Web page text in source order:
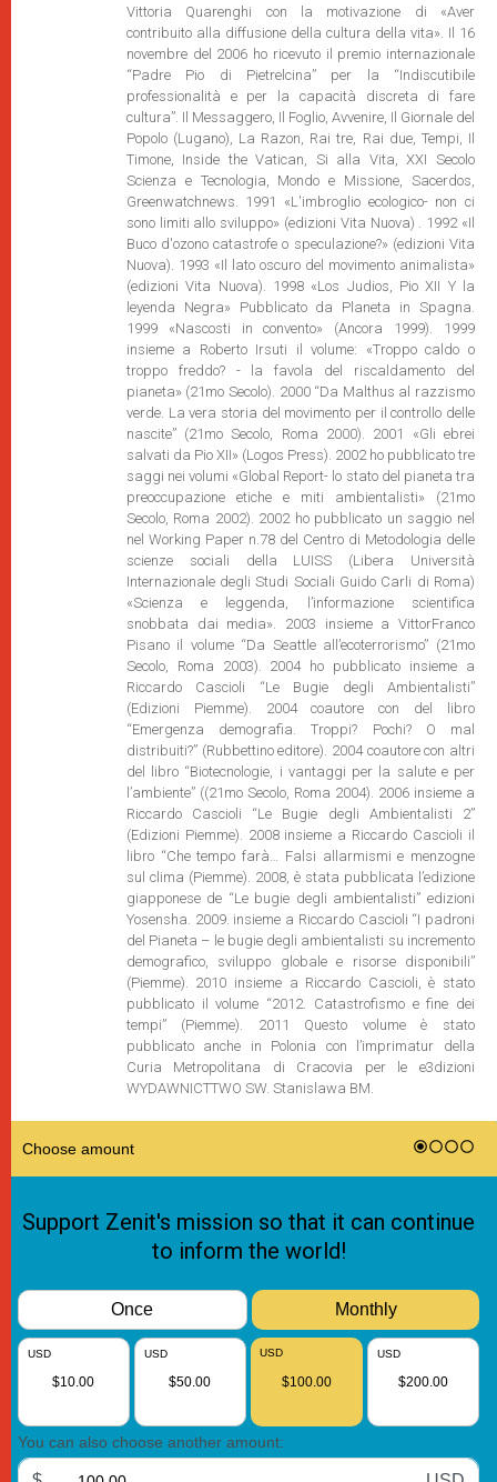
Vittoria Quarenghi con la motivazione di «Aver
contribuito alla diffusione della cultura della vita». Il 16
novembre del 2006 ho ricevuto il premio internazionale
“Padre Pio di Pietrelcina” per la “Indiscutibile
professionalità e per la capacità discreta di fare
cultura”. Il Messaggero, Il Foglio, Avvenire, Il Giornale del
Popolo (Lugano), La Razon, Rai tre, Rai due, Tempi, Il
Timone, Inside the Vatican, Si alla Vita, XXI Secolo
Scienza e Tecnologia, Mondo e Missione, Sacerdos,
Greenwatchnews. 1991 «L'imbroglio ecologico- non ci
sono limiti allo sviluppo» (edizioni Vita Nuova) . 1992 «Il
Buco d'ozono catastrofe o speculazione?» (edizioni Vita
Nuova). 1993 «Il lato oscuro del movimento animalista»
(edizioni Vita Nuova). 1998 «Los Judios, Pio XII Y la
leyenda Negra» Pubblicato da Planeta in Spagna.
1999 «Nascosti in convento» (Ancora 1999). 1999
insieme a Roberto Irsuti il volume: «Troppo caldo o
troppo freddo? - la favola del riscaldamento del
pianeta» (21mo Secolo). 2000 “Da Malthus al razzismo
verde. La vera storia del movimento per il controllo delle
nascite” (21mo Secolo, Roma 2000). 2001 «Gli ebrei
salvati da Pio XII» (Logos Press). 2002 ho pubblicato tre
saggi nei volumi «Global Report- lo stato del pianeta tra
preoccupazione etiche e miti ambientalisti» (21mo
Secolo, Roma 2002). 2002 ho pubblicato un saggio nel
nel Working Paper n.78 del Centro di Metodologia delle
scienze sociali della LUISS (Libera Università
Internazionale degli Studi Sociali Guido Carli di Roma)
«Scienza e leggenda, l’informazione scientifica
snobbata dai media». 2003 insieme a VittorFranco
Pisano il volume “Da Seattle all’ecoterrorismo” (21mo
Secolo, Roma 2003). 2004 ho pubblicato insieme a
Riccardo Cascioli “Le Bugie degli Ambientalisti”
(Edizioni Piemme). 2004 coautore con del libro
“Emergenza demografia. Troppi? Pochi? O mal
distribuiti?” (Rubbettino editore). 2004 coautore con altri
del libro “Biotecnologie, i vantaggi per la salute e per
l’ambiente” ((21mo Secolo, Roma 2004). 2006 insieme a
Riccardo Cascioli “Le Bugie degli Ambientalisti 2”
(Edizioni Piemme). 2008 insieme a Riccardo Cascioli il
libro “Che tempo farà… Falsi allarmismi e menzogne
sul clima (Piemme). 2008, è stata pubblicata l’edizione
giapponese de “Le bugie degli ambientalisti” edizioni
Yosensha. 2009. insieme a Riccardo Cascioli “I padroni
del Pianeta – le bugie degli ambientalisti su incremento
demografico, sviluppo globale e risorse disponibili”
(Piemme). 2010 insieme a Riccardo Cascioli, è stato
pubblicato il volume “2012. Catastrofismo e fine dei
tempi” (Piemme). 2011 Questo volume è stato
pubblicato anche in Polonia con l’imprimatur della
Curia Metropolitana di Cracovia per le e3dizioni
WYDAWNICTTWO SW. Stanislawa BM.